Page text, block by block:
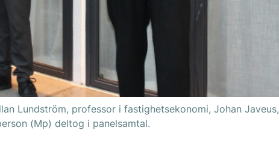
Lundström, professor i fastighetsekonomi, Johan Javeus,
(Mp) deltog i panelsamtal.